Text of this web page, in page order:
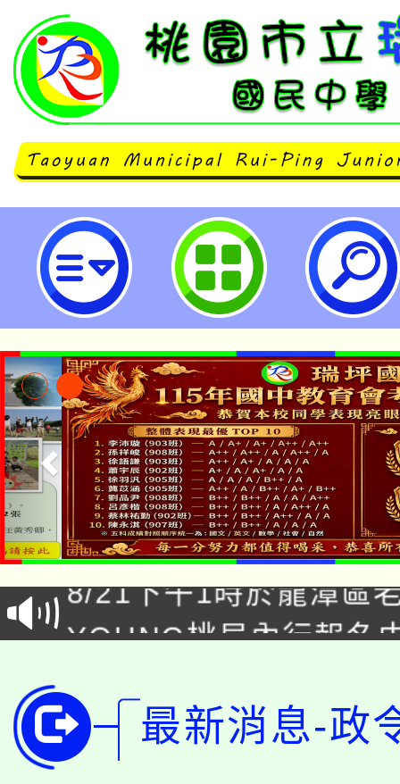
衛生福利部國民健康署製作之「《
MV 影片」及「《FIT星球大反擊
片-桃園市立瑞坪國民中學
「本色祭」8/29、30在
場熱烈登場!
8/21下午1時於龍潭區
徵才活動。
YOUNG桃局內行報名
開!
115年桃園市運動會8/
田徑場及游泳池舉行。
桃園市低收入戶享有免
最新消息-政